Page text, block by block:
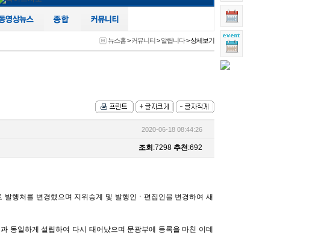
뉴스홈>커뮤니티>알립니다> 상세보기
2020-06-18 08:44:26
조회 :7298 추천:692
행처를 변경했으며 지위승계 및 발행인ㆍ편집인을 변경하여 새
동일하게 설립하여 다시 태어났으며 문광부에 등록을 마친 이데